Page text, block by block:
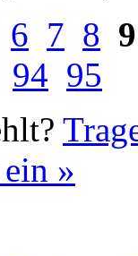
6 7 8 9
94 95
»